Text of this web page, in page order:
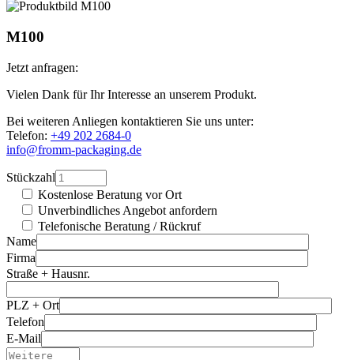
M100
Jetzt anfragen:
Vielen Dank für Ihr Interesse an unserem Produkt.
Bei weiteren Anliegen kontaktieren Sie uns unter:
Telefon: +49 202 2684-0
info@fromm-packaging.de
Stückzahl
Kostenlose Beratung vor Ort
Unverbindliches Angebot anfordern
Telefonische Beratung / Rückruf
Name
Firma
Straße + Hausnr.
PLZ + Ort
Telefon
E-Mail